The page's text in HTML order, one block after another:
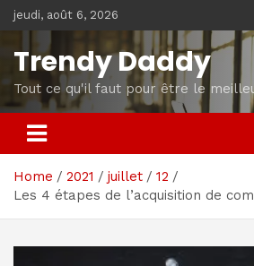
Skip
to
content
jeudi, août 6, 2026
Trendy Daddy
Tout ce qu'il faut pour être le
Home 2021 juillet
12
Les 4 étapes de l’acquisition de